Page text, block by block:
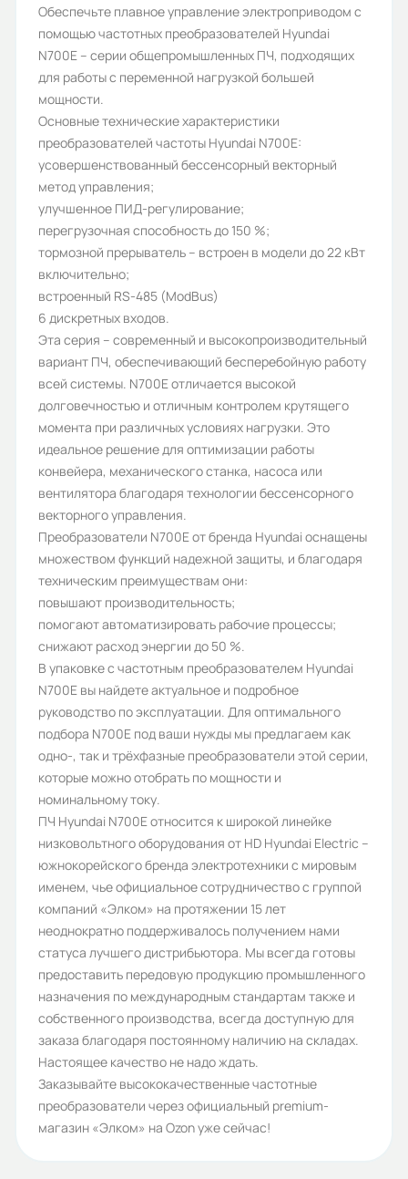
Бренд:
Hyundai
Тип нагрузки:
общепромышленная,
общепромышленная
Рабочее напряжение (В):
0-380
Частота сети (Гц):
0,1-400 Гц
Номинальный ток (А):
9,2
Протокол связи ModBus:
Да
Количество фаз:
3
Степень защиты (IP):
IP20
Дискретные входы:
6
Протокол Profibus DP:
нет
Номинальный выходной ток (А):
9,2
Перегрузочная способность, %:
150
Дискретные выходы:
4
Аналоговые выходы:
1
Аналоговые входы:
2
Вес (кг):
1
Гарантия, лет:
1
Обеспечьте плавное управление электроприводом с
помощью частотных преобразователей Hyundai
N700E – серии общепромышленных ПЧ, подходящих
для работы с переменной нагрузкой большей
мощности.
Основные технические характеристики
преобразователей частоты Hyundai N700E:
усовершенствованный бессенсорный векторный
метод управления;
улучшенное ПИД-регулирование;
перегрузочная способность до 150 %;
тормозной прерыватель – встроен в модели до 22 кВт
включительно;
встроенный RS-485 (ModBus)
6 дискретных входов.
Эта серия – современный и высокопроизводительный
вариант ПЧ, обеспечивающий бесперебойную работу
всей системы. N700E отличается высокой
долговечностью и отличным контролем крутящего
момента при различных условиях нагрузки. Это
идеальное решение для оптимизации работы
конвейера, механического станка, насоса или
вентилятора благодаря технологии бессенсорного
векторного управления.
Преобразователи N700E от бренда Hyundai оснащены
множеством функций надежной защиты, и благодаря
техническим преимуществам они:
повышают производительность;
помогают автоматизировать рабочие процессы;
снижают расход энергии до 50 %.
В упаковке с частотным преобразователем Hyundai
N700E вы найдете актуальное и подробное
руководство по эксплуатации. Для оптимального
подбора N700E под ваши нужды мы предлагаем как
одно-, так и трёхфазные преобразователи этой серии,
которые можно отобрать по мощности и
номинальному току.
ПЧ Hyundai N700E относится к широкой линейке
низковольтного оборудования от HD Hyundai Electric –
южнокорейского бренда электротехники с мировым
именем, чье официальное сотрудничество с группой
компаний «Элком» на протяжении 15 лет
неоднократно поддерживалось получением нами
статуса лучшего дистрибьютора. Мы всегда готовы
предоставить передовую продукцию промышленного
назначения по международным стандартам также и
собственного производства, всегда доступную для
заказа благодаря постоянному наличию на складах.
Настоящее качество не надо ждать.
Заказывайте высококачественные частотные
преобразователи через официальный premium-
магазин «Элком» на Ozon уже сейчас!